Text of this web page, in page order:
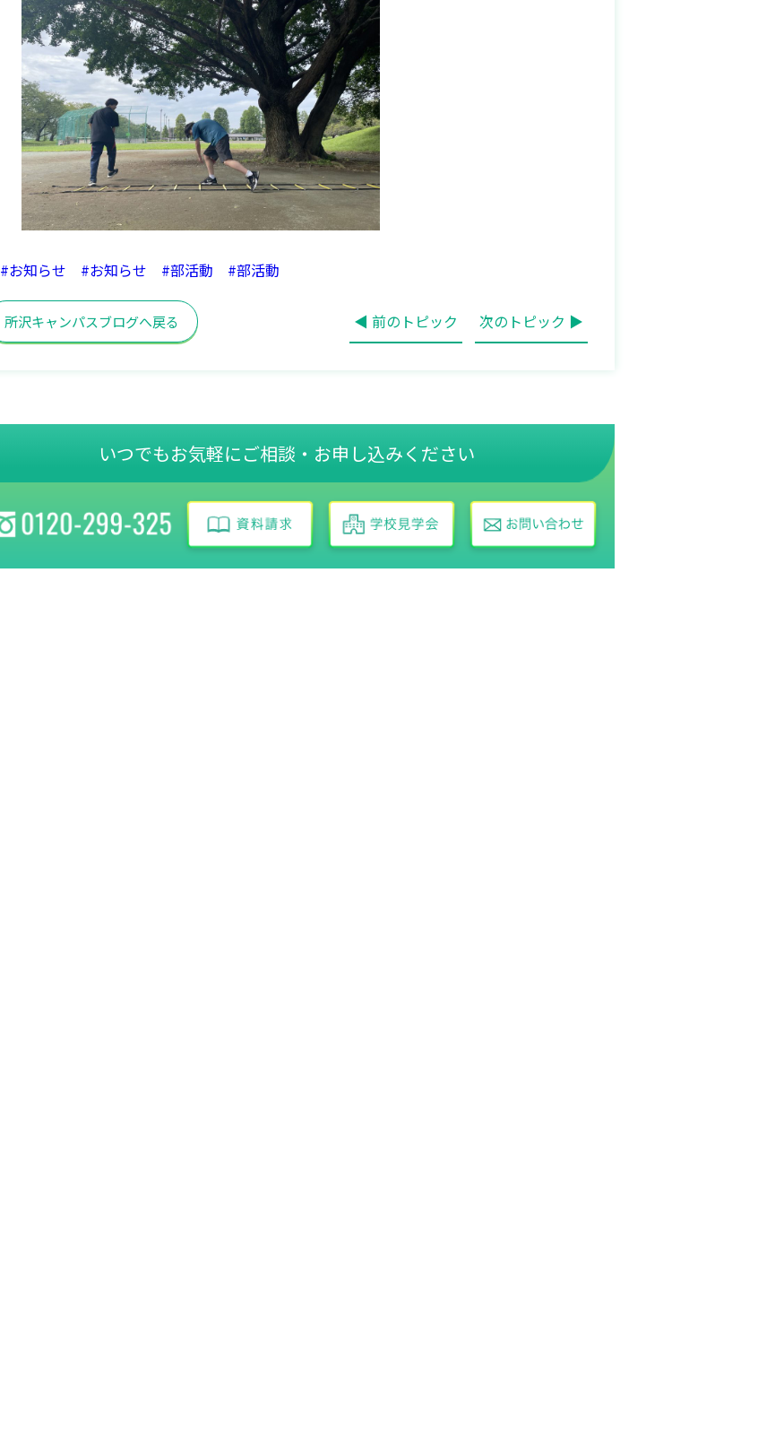
#お知らせ #お知らせ #部活動 #部活動
所沢キャンパスブログへ戻る ◀ 前のトピック 次のトピック ▶
いつでもお気軽にご相談・お申し込みください